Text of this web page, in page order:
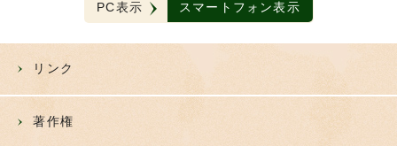
PC表示 スマートフォン表示
リンク
著作権